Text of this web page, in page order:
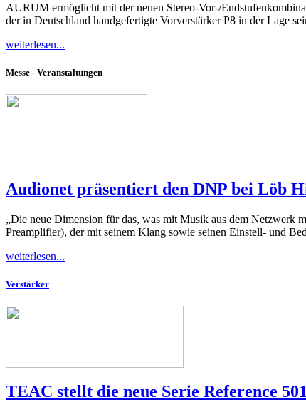
AURUM ermöglicht mit der neuen Stereo-Vor-/
der in Deutschland handgefertigte Vorverstärker P8 in der Lage
weiterlesen...
Messe - Veranstaltungen
Audionet präsentiert den DNP bei Löb
„Die neue Dimension für das, was mit Musik aus dem
Preamplifier), der mit seinem Klang sowie seinen Einstell- und
weiterlesen...
Verstärker
TEAC stellt die neue Serie Reference